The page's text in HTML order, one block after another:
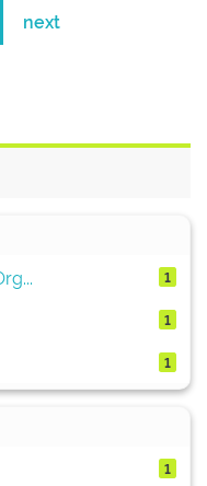
next
1
1
1
1